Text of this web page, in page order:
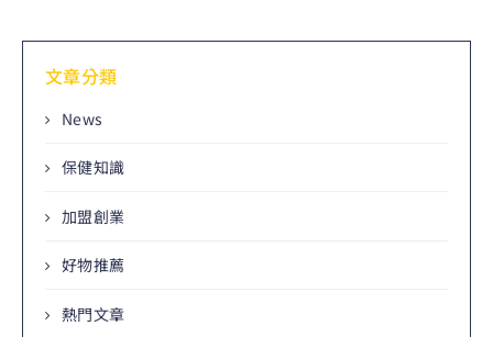
文章分類
News
保健知識
加盟創業
好物推薦
熱門文章